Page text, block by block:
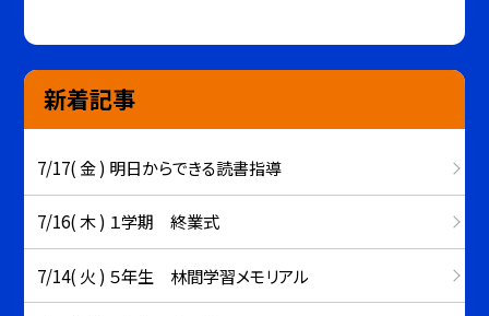
新着記事
7/17( 金 ) 明日からできる読書指導
7/16( 木 ) １学期 終業式
7/14( 火 ) ５年生 林間学習メモリアル